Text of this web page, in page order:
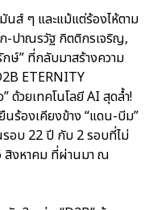
นส์ ๆ และแม้แต่ร้องไห้ตาม
ปาณรวัฐ กิตติกรเจริญ,
ษ์” ที่กลับมาสร้างความ
ETERNITY
ด้วยเทคโนโลยี AI สุดล้ำ!
นร้องเคียงข้าง “แดน-บีม”
อบ 22 ปี กับ 2 รอบที่ไม่
สิงหาคม ที่ผ่านมา ณ